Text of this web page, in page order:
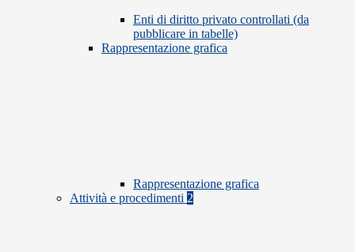
Enti di diritto privato controllati (da
pubblicare in tabelle)
Rappresentazione grafica
Rappresentazione grafica
Attività e procedimenti 2